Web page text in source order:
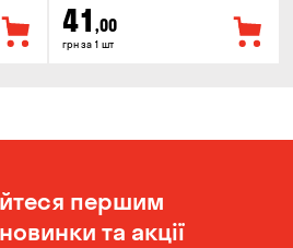
41 ,00
грн за 1 шт
першим
та акції